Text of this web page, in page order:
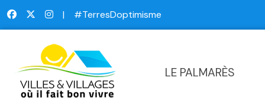
| #TerresDoptimisme
LE PALMARÈS